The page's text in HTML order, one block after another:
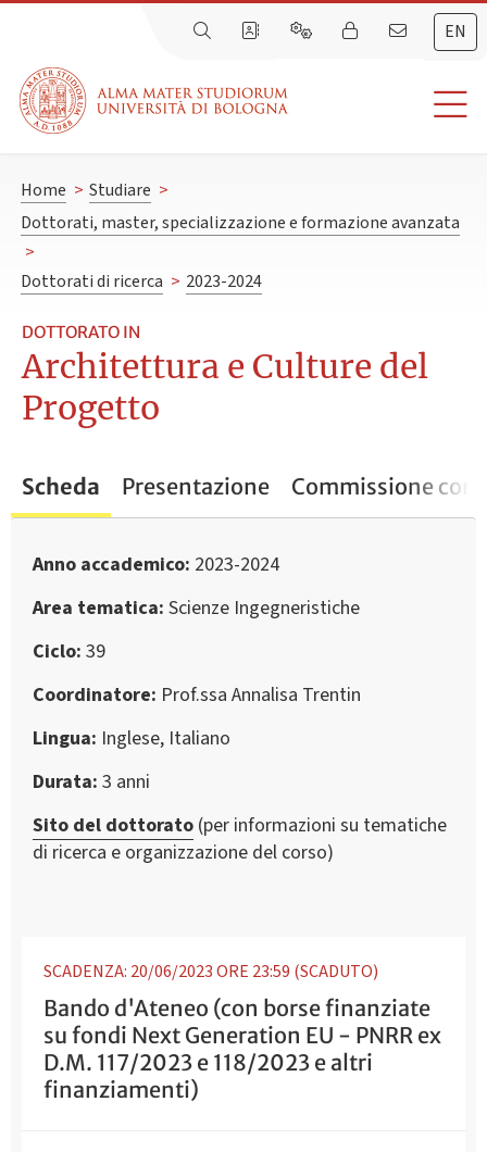
EN
Home > Studiare >
Dottorati, master, specializzazione e formazione avanzata
>
Dottorati di ricerca > 2023-2024
DOTTORATO IN
Architettura e Culture del
Progetto
Scheda Presentazione Commissione
Anno accademico 2023-2024
Area tematica Scienze Ingegneristiche
Ciclo 39
Coordinatore Prof.ssa Annalisa Trentin
Lingua Inglese, Italiano
Durata 3 anni
Sito del dottorato (per informazioni su tematiche
di ricerca e organizzazione del corso)
SCADENZA: 20/06/2023 ORE 23:59 (SCADUTO)
Bando d'Ateneo (con borse finanziate
su fondi Next Generation EU - PNRR ex
D.M. 117/2023 e 118/2023 e altri
finanziamenti)